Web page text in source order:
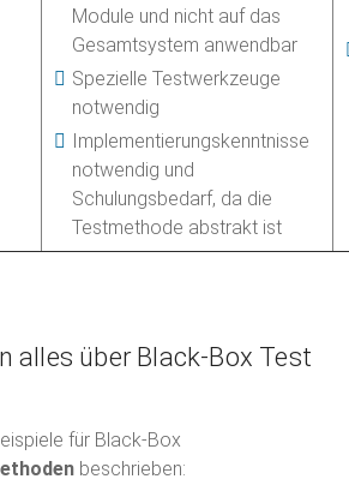
Module und nicht auf das
Gesamtsystem anwendbar
Spezielle Testwerkzeuge
notwendig
Implementierungskenntnisse
notwendig und
Schulungsbedarf, da die
Testmethode abstrakt ist
alles über Black-Box Test
für Black-Box
beschrieben: